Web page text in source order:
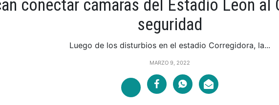
conectar cámaras del Estadio León al
seguridad
Luego de los disturbios en el estadio Corregidora, la...
MARZO 9, 2022